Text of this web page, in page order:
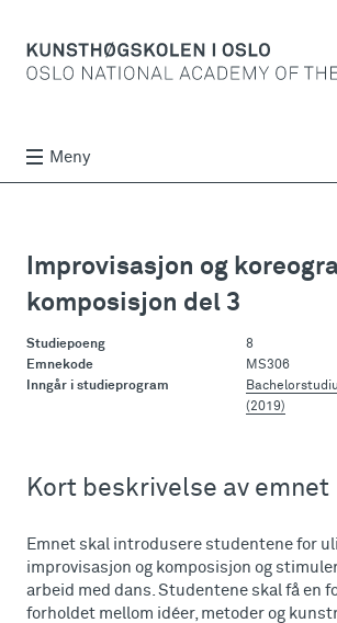
Meny
Improvisasjon og
komposisjon del 3
Studiepoeng
8
Emnekode
MS306
Inngår i studieprogram
(2019)
Kort beskrivelse av emnet
Emnet skal introdusere studentene for
improvisasjon og komposisjon og
arbeid med dans. Studentene skal få en
forholdet mellom idéer, metoder og